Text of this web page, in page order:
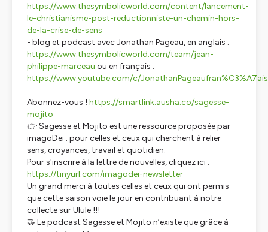
https://www.thesymbolicworld.com/content/lancement-
le-christianisme-post-reductionniste-un-chemin-hors-
de-la-crise-de-sens
- blog et podcast avec Jonathan Pageau, en anglais :
https://www.thesymbolicworld.com/team/jean-
philippe-marceau ou en français :
https://www.youtube.com/c/
Abonnez-vous ! https://smartlink.ausha.co/sagesse-
mojito
👉 Sagesse et Mojito est une ressource proposée par
imagoDei : pour celles et ceux qui cherchent à relier
sens, croyances, travail et quotidien.
Pour s'inscrire à la lettre de nouvelles, cliquez ici :
https://tinyurl.com/imagodei-newsletter
Un grand merci à toutes celles et ceux qui ont permis
que cette saison voie le jour en contribuant à notre
collecte sur Ulule !!!
🤝 Le podcast Sagesse et Mojito n’existe que grâce à